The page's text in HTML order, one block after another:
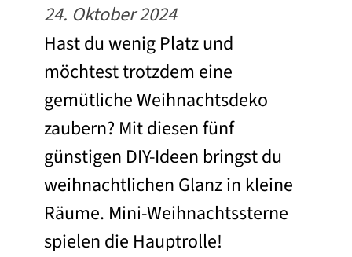
24. Oktober 2024
Hast du wenig Platz und
möchtest trotzdem eine
gemütliche Weihnachtsdeko
zaubern? Mit diesen fünf
günstigen DIY-Ideen bringst du
weihnachtlichen Glanz in kleine
Räume. Mini-Weihnachtssterne
spielen die Hauptrolle!